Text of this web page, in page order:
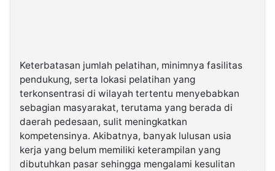
Keterbatasan jumlah pelatihan, minimnya fasilitas
pendukung, serta lokasi pelatihan yang
terkonsentrasi di wilayah tertentu menyebabkan
sebagian masyarakat, terutama yang berada di
daerah pedesaan, sulit meningkatkan
kompetensinya. Akibatnya, banyak lulusan usia
kerja yang belum memiliki keterampilan yang
dibutuhkan pasar sehingga mengalami kesulitan